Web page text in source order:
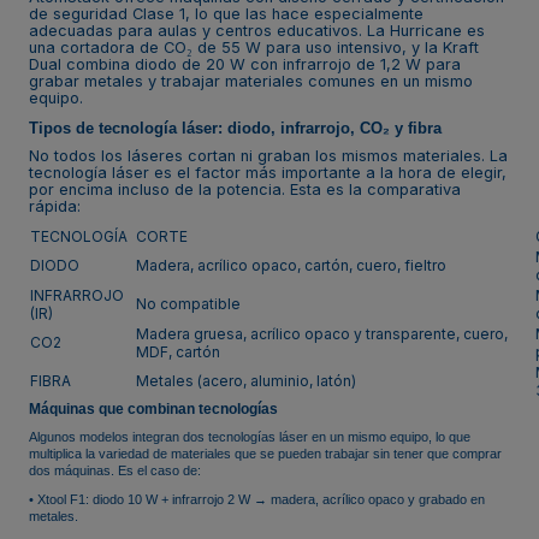
de seguridad Clase 1, lo que las hace especialmente
adecuadas para aulas y centros educativos. La Hurricane es
una cortadora de CO₂ de 55 W para uso intensivo, y la Kraft
Dual combina diodo de 20 W con infrarrojo de 1,2 W para
grabar metales y trabajar materiales comunes en un mismo
equipo.
Tipos de tecnología láser: diodo, infrarrojo, CO₂ y fibra
No todos los láseres cortan ni graban los mismos materiales. La
tecnología láser es el factor más importante a la hora de elegir,
por encima incluso de la potencia. Esta es la comparativa
rápida:
TECNOLOGÍA CORTE
DIODO
Madera, acrílico opaco, cartón, cuero, fieltro
INFRARROJO
(IR)
No compatible
CO2
Madera gruesa, acrílico opaco y transparente, cuero,
MDF, cartón
FIBRA
Metales (acero, aluminio, latón)
Máquinas que combinan tecnologías
Algunos modelos integran dos tecnologías láser en un mismo equipo, lo que
multiplica la variedad de materiales que se pueden trabajar sin tener que comprar
dos máquinas. Es el caso de:
• Xtool F1: diodo 10 W + infrarrojo 2 W → madera, acrílico opaco y grabado en
metales.